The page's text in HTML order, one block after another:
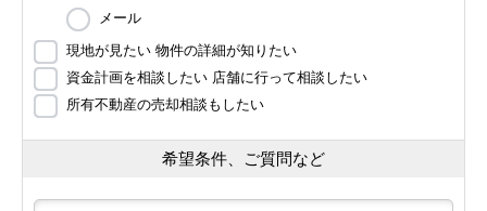
メール
現地が見たい 物件の詳細が知りたい
資金計画を相談したい 店舗に行って相談したい
所有不動産の売却相談もしたい
希望条件、ご質問など